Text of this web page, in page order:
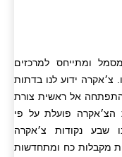
ומתייחס למרכזים
צ׳אקרה ידוע לנו בדתות
אל ראשית צורת
הצ׳אקרה פועלת על פי
שבע נקודות צ׳אקרה
מקבלות כח ומתחדשות